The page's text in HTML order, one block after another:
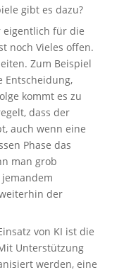
gibt es dazu?
eigentlich für die
noch Vieles offen.
Zum Beispiel
Entscheidung,
kommt es zu
dass der
auch wenn eine
Phase das
man grob
der
von KI ist die
Unterstützung
werden, eine